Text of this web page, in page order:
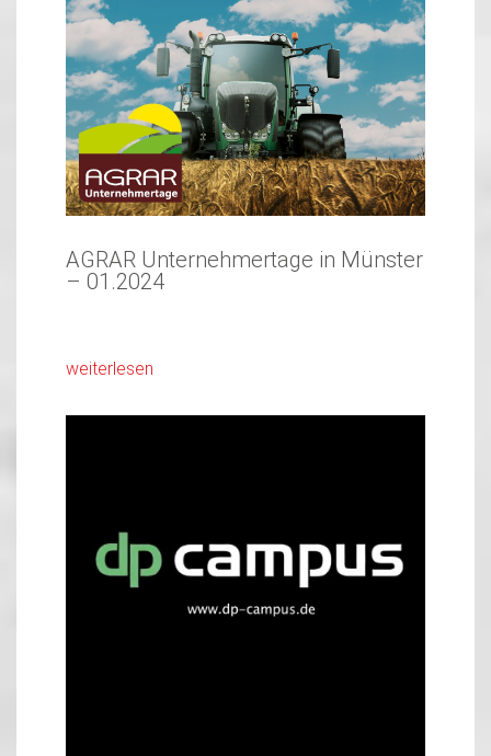
AGRAR Unternehmertage in Münster
– 01.2024
weiterlesen